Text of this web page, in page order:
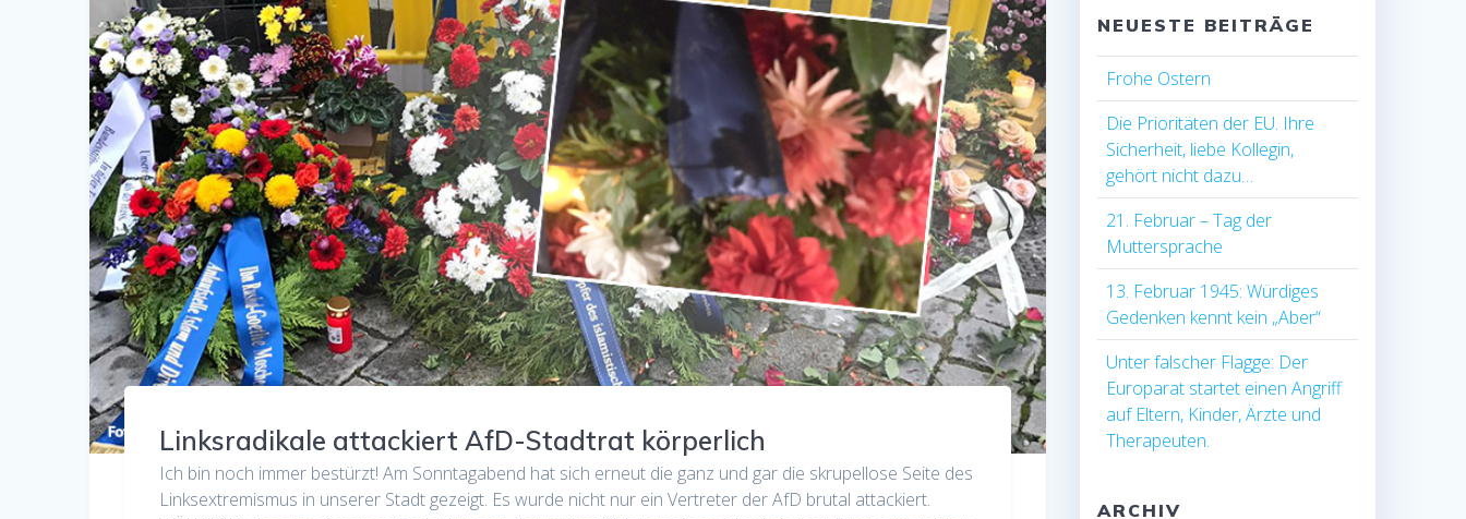
Linksradikale attackiert AfD-Stadtrat körperlich
Ich bin noch immer bestürzt! Am Sonntagabend hat sich erneut die ganz und gar die skrupellose Seite des
Linksextremismus in unserer Stadt gezeigt. Es wurde nicht nur ein Vertreter der AfD brutal attackiert.
NEUESTE BEITRÄGE
Frohe Ostern
Die Prioritäten der EU. Ihre
Sicherheit, liebe Kollegin,
gehört nicht dazu…
21. Februar – Tag der
Muttersprache
13. Februar 1945: Würdiges
Gedenken kennt kein „Aber“
Unter falscher Flagge: Der
Europarat startet einen Angriff
auf Eltern, Kinder, Ärzte und
Therapeuten.
ARCHIV